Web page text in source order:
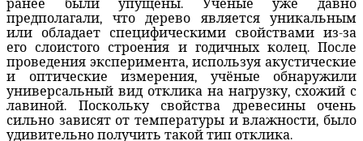
ранее были упущены. Учёные уже давно
предполагали, что дерево является уникальным
или обладает специфическими свойствами из-за
его слоистого строения и годичных колец. После
проведения эксперимента, используя акустические
и оптические измерения, учёные обнаружили
универсальный вид отклика на нагрузку, схожий с
лавиной. Поскольку свойства древесины очень
сильно зависят от температуры и влажности, было
удивительно получить такой тип отклика.